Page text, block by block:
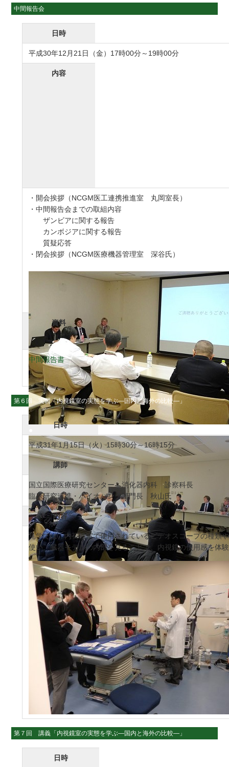
中間報告会
日時
平成30年12月21日（金）17時00分～19時00分
内容
・開会挨拶（NCGM医工連携推進室 丸岡室長）
・中間報告会までの取組内容
ザンビアに関する報告
カンボジアに関する報告
質疑応答
・閉会挨拶（NCGM医療機器管理室 深谷氏）
資料
中間報告書
第６回 実習「内視鏡室の実態を学ぶ―国内と海外の比較―」
日時
平成31年1月15日（火）15時30分～16時15分
講師
国立国際医療研究センター 消化器内科 診察科長
臨床研究連携・バイオバンク部門長 秋山氏
内容
見学では、内視鏡室で使用されているビデオスコープの種類
使い、臓器モデルの内部を見ることで、内視鏡の使用感を体
第７回 講義「内視鏡室の実態を学ぶ―国内と海外の比較―」
日時